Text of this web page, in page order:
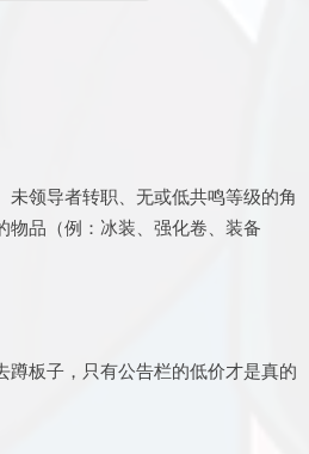
领导者转职、无或低共鸣等级的角
物品（例：冰装、强化卷、装备
板子，只有公告栏的低价才是真的